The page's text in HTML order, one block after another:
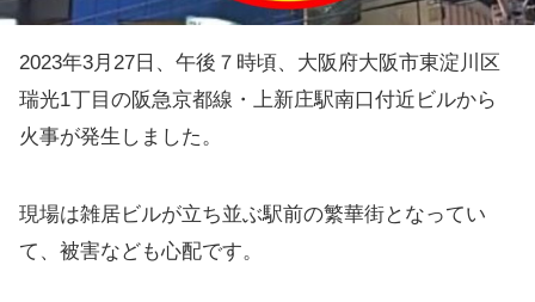
2023年3月27日、午後７時頃、大阪府大阪市東淀川区
瑞光1丁目の阪急京都線・上新庄駅南口付近ビルから
火事が発生しました。
現場は雑居ビルが立ち並ぶ駅前の繁華街となってい
て、被害なども心配です。